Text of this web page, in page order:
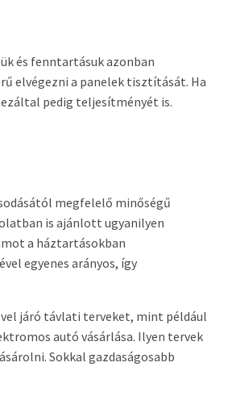
és fenntartásuk azonban
elvégezni a panelek tisztítását. Ha
pedig teljesítményét is.
megfelelő minőségű
is ajánlott ugyanilyen
a háztartásokban
egyenes arányos, így
járó távlati terveket, mint például
autó vásárlása. Ilyen tervek
Sokkal gazdaságosabb